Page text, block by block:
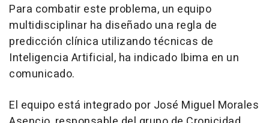
Para combatir este problema, un equipo
multidisciplinar ha diseñado una regla de
predicción clínica utilizando técnicas de
Inteligencia Artificial, ha indicado Ibima en un
comunicado.
El equipo está integrado por José Miguel Morales